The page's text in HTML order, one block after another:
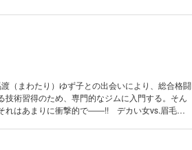
（まわたり）ゆず子との出会いにより、総合格闘
術習得のため、専門的なジムに入門する。そん
れはあまりに衝撃的で――!! デカい女vs.眉毛の